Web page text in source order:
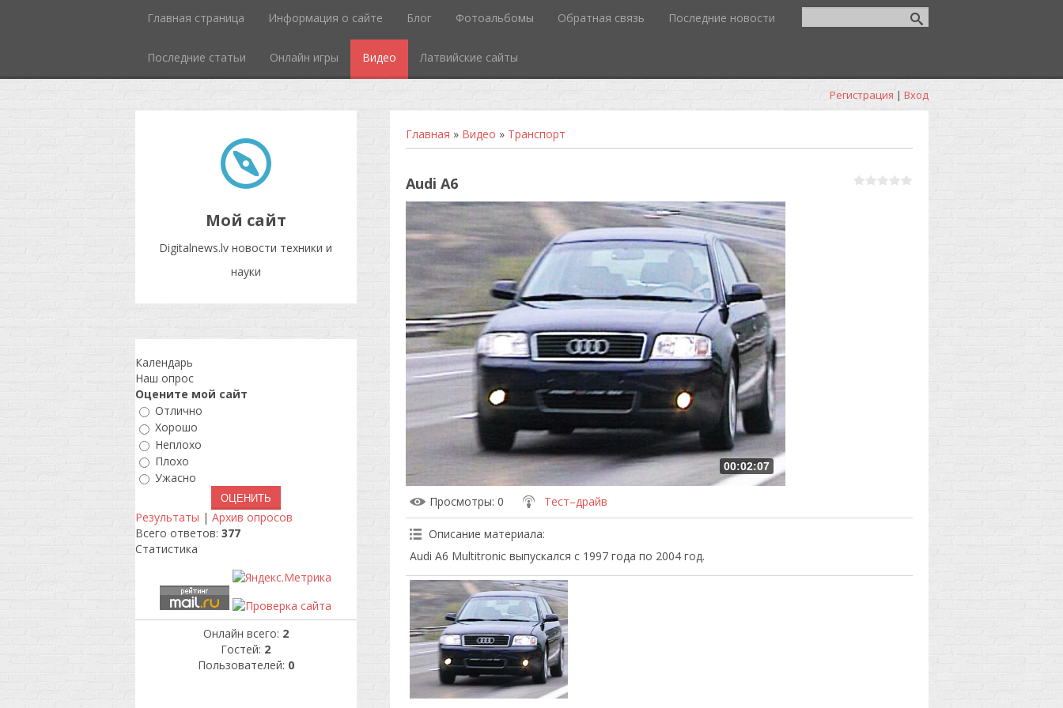
Главная страница Информация о сайте Блог Фотоальбомы Обратная связь Последние новости
Последние статьи Онлайн игры Видео Латвийские сайты
Регистрация | Вход
Мой сайт
Digitalnews.lv новости техники и
науки
Главная » Видео » Транспорт
Audi A6
00:02:07
Просмотры: 0 Тест–драйв
Описание материала:
Audi A6 Multitronic выпускался с 1997 года по 2004 год.
Календарь
Наш опрос
Оцените мой сайт
Отлично
Хорошо
Неплохо
Плохо
Ужасно
Результаты | Архив опросов
Всего ответов: 377
Статистика
Онлайн всего: 2
Гостей: 2
Пользователей: 0